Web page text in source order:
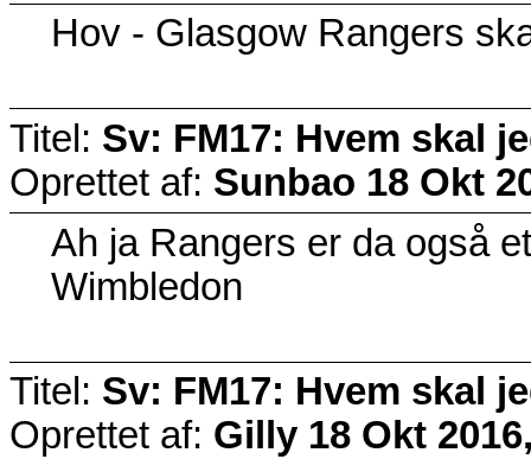
Hov - Glasgow Rangers
Titel: Sv: FM17: Hvem skal
Oprettet af: Sunbao 18 Okt
Ah ja Rangers er da også
Wimbledon
Titel: Sv: FM17: Hvem skal
Oprettet af: Gilly 18 Okt